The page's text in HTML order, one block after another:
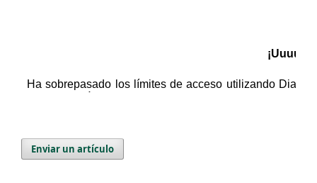
Enviar un artículo